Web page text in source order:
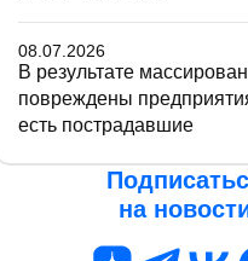
08.07.2026
В результате
повреждены
есть пострадавшие
на